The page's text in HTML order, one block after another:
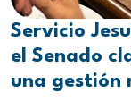
Servicio
el Senado
una gestión